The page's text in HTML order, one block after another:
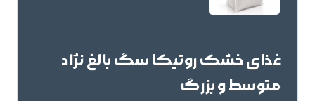
غذای خشک روتیکا سگ بالغ نژاد
متوسط و بزرگ